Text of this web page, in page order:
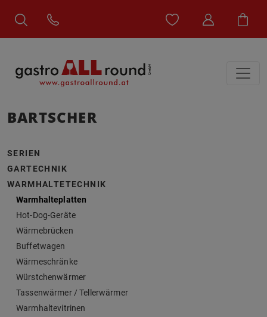
BARTSCHER
SERIEN
GARTECHNIK
WARMHALTETECHNIK
Warmhalteplatten
Hot-Dog-Geräte
Wärmebrücken
Buffetwagen
Wärmeschränke
Würstchenwärmer
Tassenwärmer / Tellerwärmer
Warmhaltevitrinen